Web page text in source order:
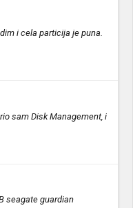
i cela particija je puna.
sam Disk Management, i
seagate guardian